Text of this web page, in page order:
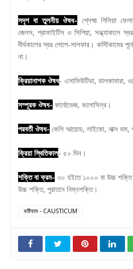
সদৃশ বা তুলনীয় ঔষধ- শ্লেষ্মা গিলিয়া
জেলস, প্রাফাইটিস ও সিপিয়া, সন্ধ্যাকালে
দীর্ঘকালের স্বর লোপে-সালফার। কস্টিকামের
না।
ক্রিয়ানাশক ঔষধ- এসাফিউটিডা, ডালকামারা,
সম্পূরক ঔষধ- কার্বোভেজ, কলোসিন্থ।
পরবর্তী ঔষধ- কেলি আয়োড, লাইকো, নাক্স ভম,
ক্রিয়া স্থিতিকাল- ৫০ দিন।
শক্তি বা ক্রম- ৩০ হইতে ১০০০ বা উচ্চ
উচ্চ শক্তি, পুরাতনে নিম্নশক্তি।
কষ্টিকাম - CAUSTICUM